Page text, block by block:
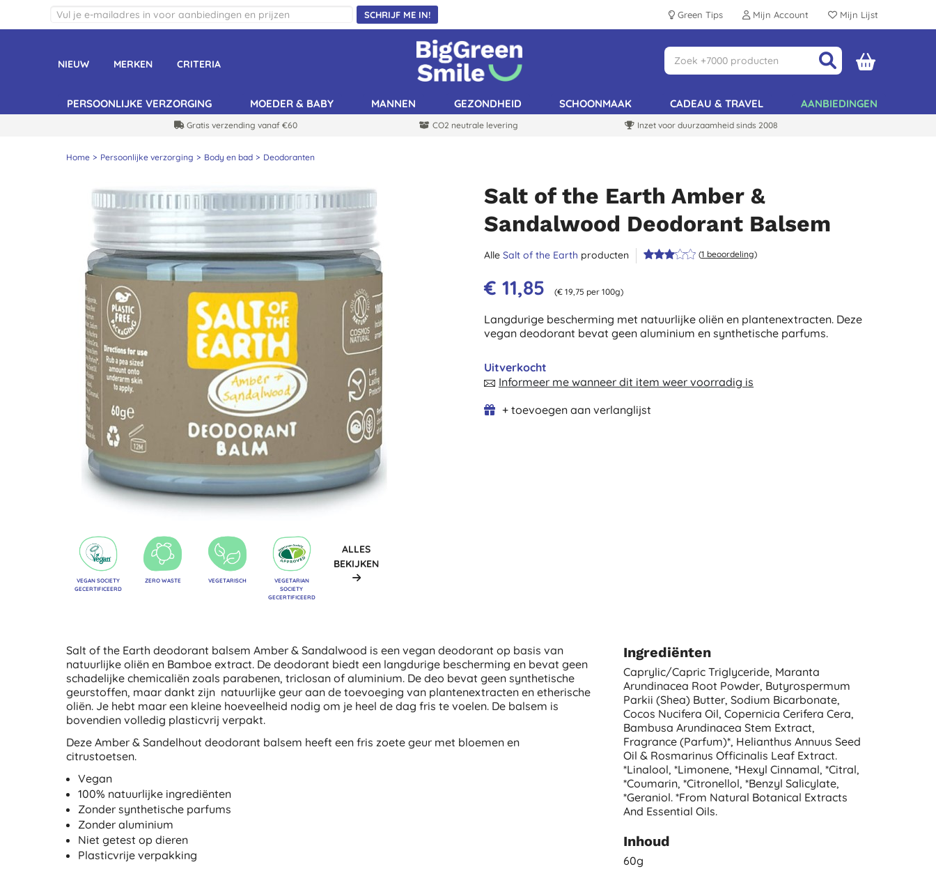
SCHRIJF ME IN! Green Tips Mijn Account Mijn Lijst
NIEUW MERKEN CRITERIA
PERSOONLIJKE VERZORGING MOEDER & BABY MANNEN GEZONDHEID SCHOONMAAK CADEAU & TRAVEL AANBIEDINGEN
Gratis verzending vanaf €60 CO2 neutrale levering Inzet voor duurzaamheid sinds 2008
Home Persoonlijke verzorging Body en bad Deodoranten
VEGAN SOCIETY
GECERTIFICEERD
ZERO WASTE VEGETARISCH
VEGETARIAN
SOCIETY
GECERTIFICEERD
ALLES
BEKIJKEN
Salt of the Earth Amber &
Sandalwood Deodorant Balsem
AlleSalt of the Earth producten (1 beoordeling)
€ 11,85 (€ 19,75 per 100g)
Langdurige bescherming met natuurlijke oliën en plantenextracten. Deze
vegan deodorant bevat geen aluminium en synthetische parfums.
Uitverkocht
Informeer me wanneer dit item weer voorradig is
+ toevoegen aan verlanglijst
Salt of the Earth deodorant balsem Amber & Sandalwood is een vegan deodorant op basis van
natuurlijke oliën en Bamboe extract. De deodorant biedt een langdurige bescherming en bevat geen
schadelijke chemicaliën zoals parabenen, triclosan of aluminium. De deo bevat geen synthetische
geurstoffen, maar dankt zijn natuurlijke geur aan de toevoeging van plantenextracten en etherische
oliën. Je hebt maar een kleine hoeveelheid nodig om je heel de dag fris te voelen. De balsem is
bovendien volledig plasticvrij verpakt.
Deze Amber & Sandelhout deodorant balsem heeft een fris zoete geur met bloemen en
citrustoetsen.
Vegan
100% natuurlijke ingrediënten
Zonder synthetische parfums
Zonder aluminium
Niet getest op dieren
Plasticvrije verpakking
Ingrediënten
Caprylic/capric Triglyceride, Maranta
Arundinacea Root Powder, Butyrospermum
Parkii (shea) Butter, Sodium Bicarbonate,
Cocos Nucifera Oil, Copernicia Cerifera Cera,
Bambusa Arundinacea Stem Extract,
Fragrance (parfum)*, Helianthus Annuus Seed
Oil & Rosmarinus Officinalis Leaf Extract.
*linalool, *limonene, *hexyl Cinnamal, *citral,
*coumarin, *citronellol, *benzyl Salicylate,
*geraniol. *from Natural Botanical Extracts
And Essential Oils.
Inhoud
60g